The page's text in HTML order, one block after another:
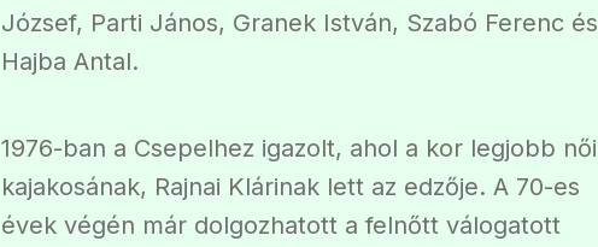
József, Parti János, Granek István, Szabó Ferenc és
Hajba Antal.
1976-ban a Csepelhez igazolt, ahol a kor legjobb női
kajakosának, Rajnai Klárinak lett az edzője. A 70-es
évek végén már dolgozhatott a felnőtt válogatott